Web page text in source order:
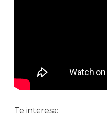
Te interesa: